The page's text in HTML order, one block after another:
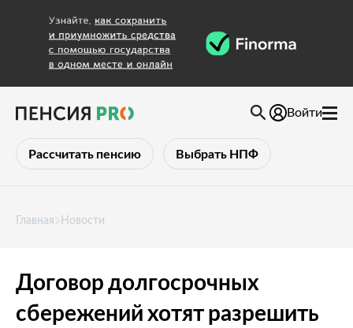
Рассчитать пенсию Выбрать НПФ
Войти
Главная Новости
Договор долгосрочных
сбережений хотят разрешить